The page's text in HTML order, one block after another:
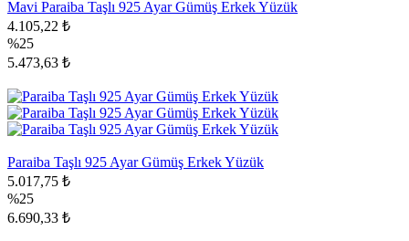
Mavi Paraiba Taşlı 925 Ayar Gümüş Erkek Yüzük
4.105,22 ₺
%25
5.473,63 ₺
Paraiba Taşlı 925 Ayar Gümüş Erkek Yüzük
5.017,75 ₺
%25
6.690,33 ₺